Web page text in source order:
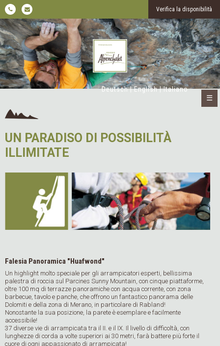
Verifica la disponibilità
Deutsch|English|Italiano
☰
UN PARADISO DI POSSIBILITÀ
ILLIMITATE
Falesia Panoramica "Huafwond"
Un highlight molto speciale per gli arrampicatori esperti, bellissima
palestra di roccia sul Parcines Sunny Mountain, con cinque piattaforme,
oltre 100 mq di terrazze panoramiche con acqua corrente, con zona
barbecue, tavolo e panche, che offrono un fantastico panorama delle
Dolomiti e della zona di Merano, in particolare di Rabland!
Nonostante la sua posizione, la parete è esemplare e facilmente
accessibile!
37 diverse vie di arrampicata tra il II. e il IX. Il livello di difficoltà, con
lunghezze di corda a volte superiori ai 30 metri, farà battere più forte il
cuore di ogni appassionato di arrampicata!